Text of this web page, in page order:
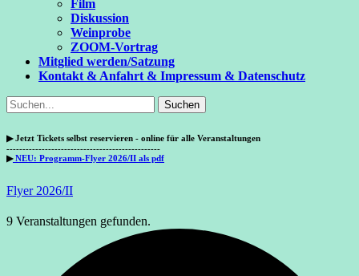
Film
Diskussion
Weinprobe
ZOOM-Vortrag
Mitglied werden/Satzung
Kontakt & Anfahrt & Impressum & Datenschutz
Suchen
Suchen
nach:
▶Jetzt Tickets selbst reservieren - online für alle Veranstaltungen
------------------------------------------------
▶NEU: Programm-Flyer 2026/II als pdf
Flyer 2026/II
9 Veranstaltungen gefunden.